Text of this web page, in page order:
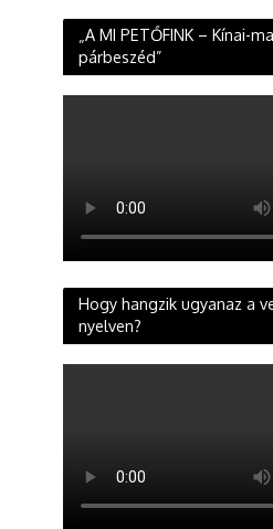
„A MI PETŐFINK – Kínai-
párbeszéd”
Hogy hangzik ugyanaz a
nyelven?